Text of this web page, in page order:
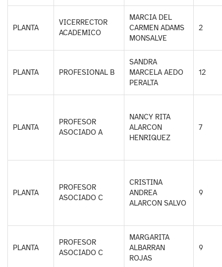
PLANTA
VICERRECTOR
ACADEMICO
MARCIA DEL
CARMEN ADAMS
MONSALVE
2
PLANTA PROFESIONAL B
SANDRA
MARCELA AEDO
PERALTA
12
PLANTA
PROFESOR
ASOCIADO A
NANCY RITA
ALARCON
HENRIQUEZ
7
PLANTA
PROFESOR
ASOCIADO C
CRISTINA
ANDREA
ALARCON SALVO
9
PLANTA
PROFESOR
ASOCIADO C
MARGARITA
ALBARRAN
ROJAS
9